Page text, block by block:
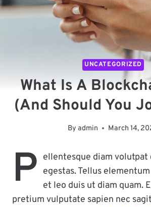
UNCATEGORIZED
What Is A
(and Should You
By admin March 14,
P ellentesque diam volutpat
egestas. Tellus
et leo duis ut diam quam.
pretium vulputate sapien nec